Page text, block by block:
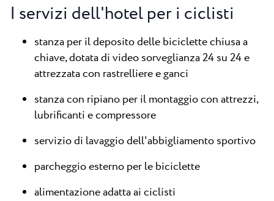
I servizi dell'hotel per i ciclisti
stanza per il deposito delle biciclette chiusa a
chiave, dotata di video sorveglianza 24 su 24 e
attrezzata con rastrelliere e ganci
stanza con ripiano per il montaggio con attrezzi,
lubrificanti e compressore
servizio di lavaggio dell'abbigliamento sportivo
parcheggio esterno per le biciclette
alimentazione adatta ai ciclisti